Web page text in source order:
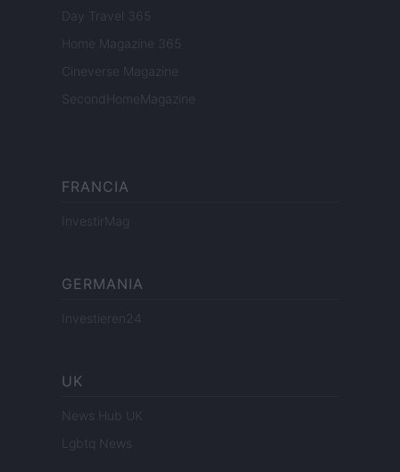
Day Travel 365
Home Magazine 365
Cineverse Magazine
SecondHomeMagazine
FRANCIA
InvestirMag
GERMANIA
Investieren24
UK
News Hub UK
Lgbtq News